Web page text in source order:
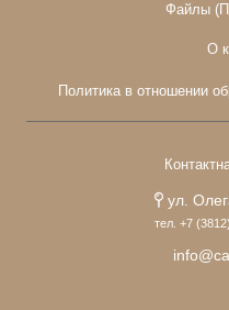
Файлы
О
Политика в отношении
ул.
тел. +7